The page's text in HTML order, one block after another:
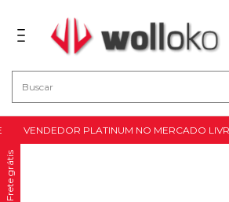
VENDEDOR PLATINUM NO MERCADO LIVRE
Frete grátis